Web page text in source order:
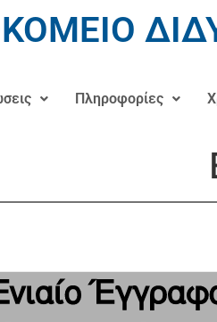
Πληροφορίες